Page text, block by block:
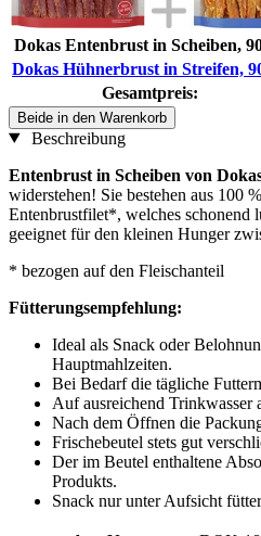
Dokas Entenbrust in Scheiben,
Dokas Hühnerbrust in Streifen,
Gesamtpreis:
Beide in den Warenkorb
Beschreibung
Entenbrust in Scheiben von
widerstehen! Sie bestehen aus 100
Entenbrustfilet*, welches schonend
geeignet für den kleinen Hunger
* bezogen auf den Fleischanteil
Fütterungsempfehlung:
Ideal als Snack oder
Hauptmahlzeiten.
Bei Bedarf die tägliche
Auf ausreichend Trinkwasser
Nach dem Öffnen die
Frischebeutel stets gut
Der im Beutel enthaltene
Produkts.
Snack nur unter Aufsicht